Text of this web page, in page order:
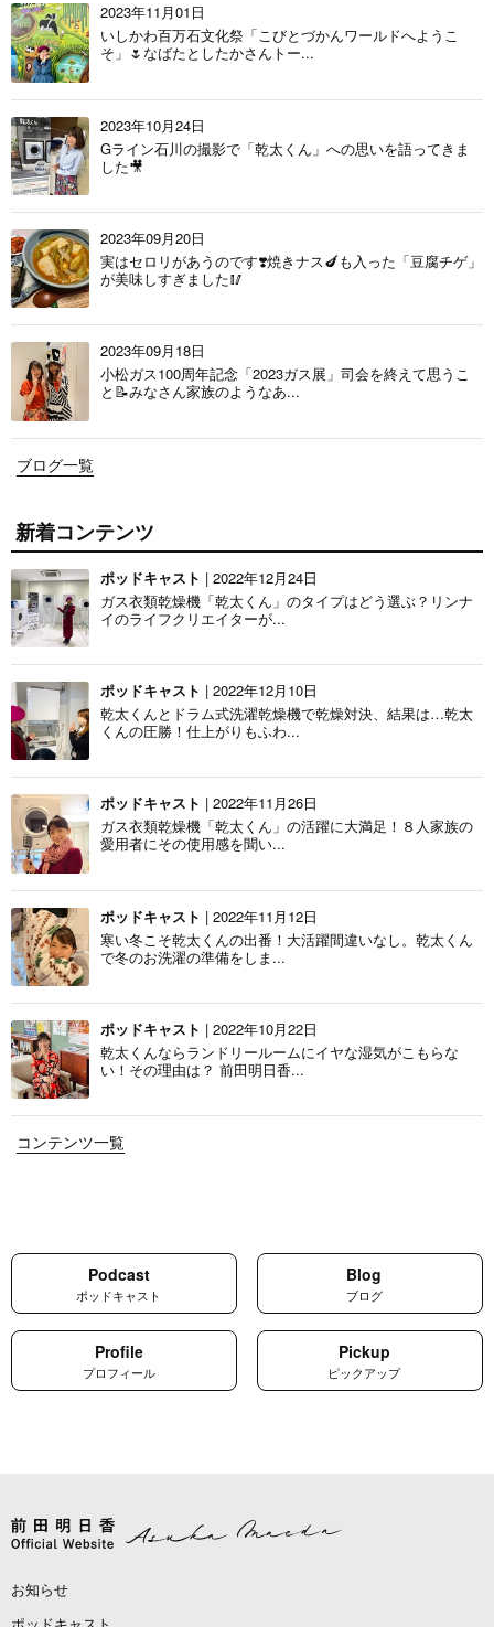
2023年11月01日
いしかわ百万石文化祭「こびとづかんワールドへようこ
そ」🌷なばたとしたかさんトー...
2023年10月24日
Gライン石川の撮影で「乾太くん」への思いを語ってきま
した🎥
2023年09月20日
実はセロリがあうのです❣️焼きナス🍆も入った「豆腐チゲ」
が美味しすぎました🥢
2023年09月18日
小松ガス100周年記念「2023ガス展」司会を終えて思うこ
と📝みなさん家族のようなあ...
ブログ一覧
新着コンテンツ
ポッドキャスト | 2022年12月24日
ガス衣類乾燥機「乾太くん」のタイプはどう選ぶ？リンナ
イのライフクリエイターが...
ポッドキャスト | 2022年12月10日
乾太くんとドラム式洗濯乾燥機で乾燥対決、結果は…乾太
くんの圧勝！仕上がりもふわ...
ポッドキャスト | 2022年11月26日
ガス衣類乾燥機「乾太くん」の活躍に大満足！８人家族の
愛用者にその使用感を聞い...
ポッドキャスト | 2022年11月12日
寒い冬こそ乾太くんの出番！大活躍間違いなし。乾太くん
で冬のお洗濯の準備をしま...
ポッドキャスト | 2022年10月22日
乾太くんならランドリールームにイヤな湿気がこもらな
い！その理由は？ 前田明日香...
コンテンツ一覧
Podcast
ポッドキャスト
Blog
ブログ
Profile
プロフィール
Pickup
ピックアップ
お知らせ